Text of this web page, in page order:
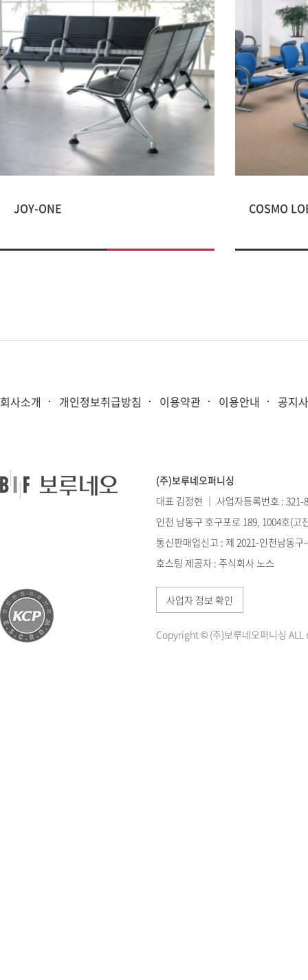
JOY-ONE COSMO
회사소개 개인정보취급방침 이용약관 이용안내 공지
(주)보루네오퍼니싱
대표 김정현 ｜ 사업자등록번호 : 321-
인천 남동구 호구포로 189, 1004호(고
통신판매업신고 : 제 2021-인천남동
호스팅 제공자 : 주식회사 노스
사업자 정보 확인
Copyright © (주)보루네오퍼니싱